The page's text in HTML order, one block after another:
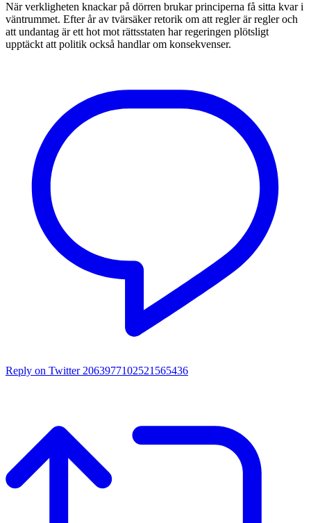
När verkligheten knackar på dörren brukar principerna få sitta kvar i
väntrummet. Efter år av tvärsäker retorik om att regler är regler och
att undantag är ett hot mot rättsstaten har regeringen plötsligt
upptäckt att politik också handlar om konsekvenser.
Reply on Twitter 2063977102521565436